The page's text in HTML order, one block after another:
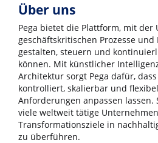
Über uns
Pega bietet die Plattform, mit der
geschäftskritischen Prozesse
gestalten, steuern und
können. Mit künstlicher
Architektur sorgt Pega dafür,
kontrolliert, skalierbar und
Anforderungen anpassen lassen.
viele weltweit tätige
Transformationsziele in
zu überführen.